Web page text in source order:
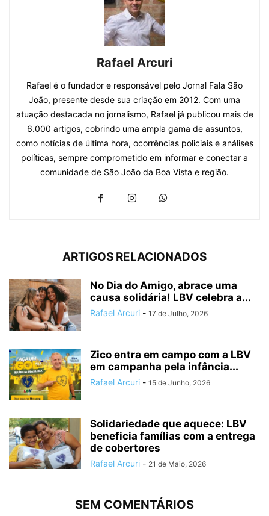
Rafael Arcuri
Rafael é o fundador e responsável pelo Jornal Fala São
João, presente desde sua criação em 2012. Com uma
atuação destacada no jornalismo, Rafael já publicou mais de
6.000 artigos, cobrindo uma ampla gama de assuntos,
como notícias de última hora, ocorrências policiais e análises
políticas, sempre comprometido em informar e conectar a
comunidade de São João da Boa Vista e região.
ARTIGOS RELACIONADOS
No Dia do Amigo, abrace uma
causa solidária! LBV celebra a...
Rafael Arcuri - 17 de Julho, 2026
Zico entra em campo com a LBV
em campanha pela infância...
Rafael Arcuri - 15 de Junho, 2026
Solidariedade que aquece: LBV
beneficia famílias com a entrega
de cobertores
Rafael Arcuri - 21 de Maio, 2026
SEM COMENTÁRIOS